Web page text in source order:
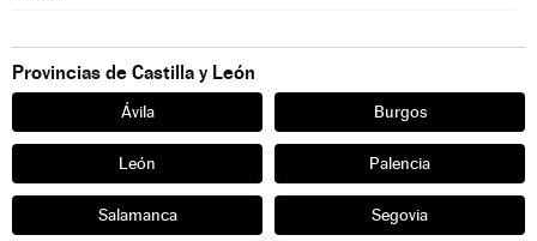
Provincias de Castilla y León
Ávila Burgos
León Palencia
Salamanca Segovia